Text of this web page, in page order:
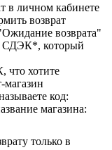
в личном кабинете
возврат
возврата"
СДЭК*, который
что хотите
магазин
код:
магазина:
только в